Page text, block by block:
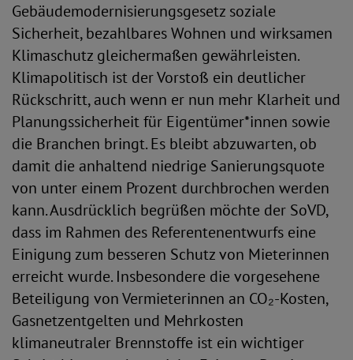
Gebäudemodernisierungsgesetz soziale
Sicherheit, bezahlbares Wohnen und wirksamen
Klimaschutz gleichermaßen gewährleisten.
Klimapolitisch ist der Vorstoß ein deutlicher
Rückschritt, auch wenn er nun mehr Klarheit und
Planungssicherheit für Eigentümer*innen sowie
die Branchen bringt. Es bleibt abzuwarten, ob
damit die anhaltend niedrige Sanierungsquote
von unter einem Prozent durchbrochen werden
kann. Ausdrücklich begrüßen möchte der SoVD,
dass im Rahmen des Referentenentwurfs eine
Einigung zum besseren Schutz von Mieterinnen
erreicht wurde. Insbesondere die vorgesehene
Beteiligung von Vermieterinnen an CO₂-Kosten,
Gasnetzentgelten und Mehrkosten
klimaneutraler Brennstoffe ist ein wichtiger